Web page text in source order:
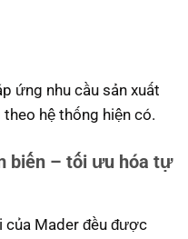
ứng nhu cầu sản xuất
hệ thống hiện có.
biến – tối ưu hóa tự
của Mader đều được